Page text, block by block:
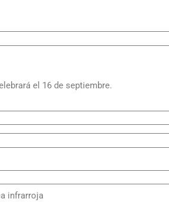
el 16 de septiembre.
infrarroja